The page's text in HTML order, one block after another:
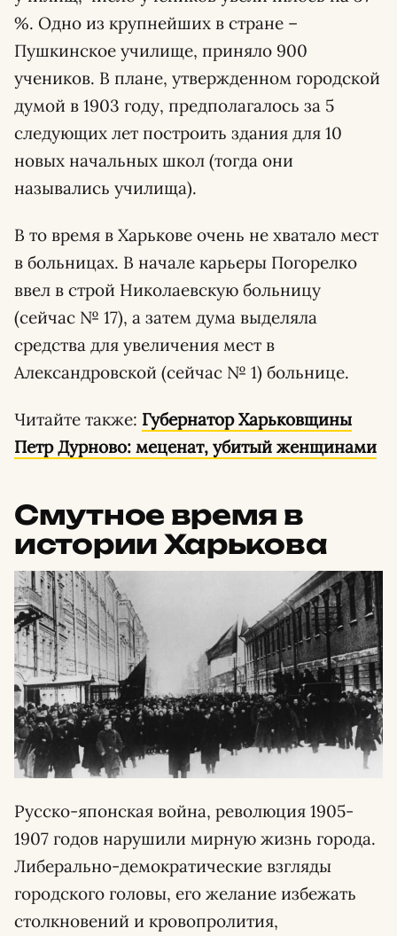
%. Одно из крупнейших в стране –
Пушкинское училище, приняло 900
учеников. В плане, утвержденном городской
думой в 1903 году, предполагалось за 5
следующих лет построить здания для 10
новых начальных школ (тогда они
назывались училища).
В то время в Харькове очень не хватало мест
в больницах. В начале карьеры Погорелко
ввел в строй Николаевскую больницу
(сейчас № 17), а затем дума выделяла
средства для увеличения мест в
Александровской (сейчас № 1) больнице.
Читайте также: Губернатор Харьковщины
Петр Дурново: меценат, убитый женщинами
Смутное время в
истории Харькова
Русско-японская война, революция 1905-
1907 годов нарушили мирную жизнь города.
Либерально-демократические взгляды
городского головы, его желание избежать
столкновений и кровопролития,